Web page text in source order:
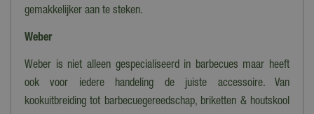
gemakkelijker aan te steken.
Weber
Weber is niet alleen gespecialiseerd in barbecues maar heeft
ook voor iedere handeling de juiste accessoire. Van
kookuitbreiding tot barbecuegereedschap, briketten & houtskool